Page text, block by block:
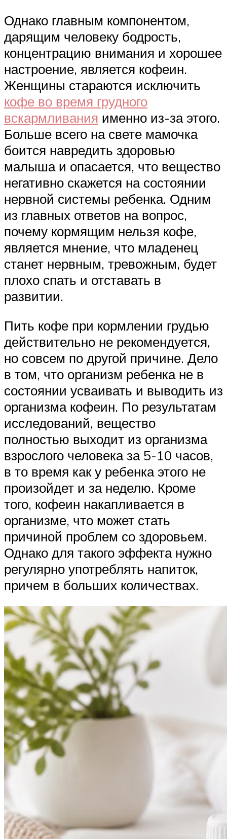
Однако главным компонентом,
дарящим человеку бодрость,
концентрацию внимания и хорошее
настроение, является кофеин.
Женщины стараются исключить
кофе во время грудного
вскармливания именно из-за этого.
Больше всего на свете мамочка
боится навредить здоровью
малыша и опасается, что вещество
негативно скажется на состоянии
нервной системы ребенка. Одним
из главных ответов на вопрос,
почему кормящим нельзя кофе,
является мнение, что младенец
станет нервным, тревожным, будет
плохо спать и отставать в
развитии.
Пить кофе при кормлении грудью
действительно не рекомендуется,
но совсем по другой причине. Дело
в том, что организм ребенка не в
состоянии усваивать и выводить из
организма кофеин. По результатам
исследований, вещество
полностью выходит из организма
взрослого человека за 5-10 часов,
в то время как у ребенка этого не
произойдет и за неделю. Кроме
того, кофеин накапливается в
организме, что может стать
причиной проблем со здоровьем.
Однако для такого эффекта нужно
регулярно употреблять напиток,
причем в больших количествах.